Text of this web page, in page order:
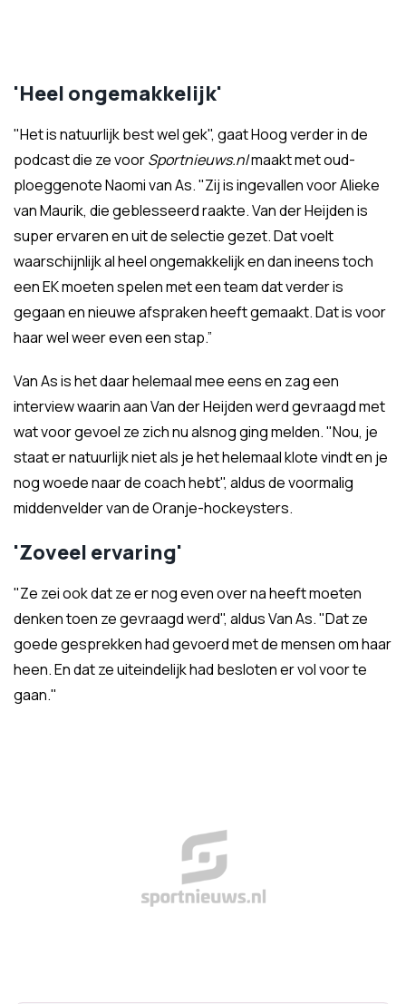
'Heel ongemakkelijk'
"Het is natuurlijk best wel gek", gaat Hoog verder in de
podcast die ze voorSportnieuws.nlmaakt met oud-
ploeggenote Naomi van As. "Zij is ingevallen voor Alieke
van Maurik, die geblesseerd raakte. Van der Heijden is
super ervaren en uit de selectie gezet. Dat voelt
waarschijnlijk al heel ongemakkelijk en dan ineens toch
een EK moeten spelen met een team dat verder is
gegaan en nieuwe afspraken heeft gemaakt. Dat is voor
haar wel weer even een stap.”
Van As is het daar helemaal mee eens en zag een
interview waarin aan Van der Heijden werd gevraagd met
wat voor gevoel ze zich nu alsnog ging melden. "Nou, je
staat er natuurlijk niet als je het helemaal klote vindt en je
nog woede naar de coach hebt", aldus de voormalig
middenvelder van de Oranje-hockeysters.
'Zoveel ervaring'
"Ze zei ook dat ze er nog even over na heeft moeten
denken toen ze gevraagd werd", aldus Van As. "Dat ze
goede gesprekken had gevoerd met de mensen om haar
heen. En dat ze uiteindelijk had besloten er vol voor te
gaan."